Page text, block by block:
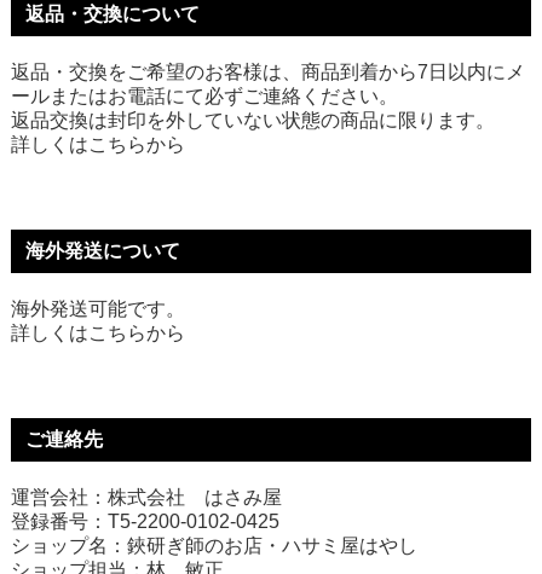
返品・交換について
返品・交換をご希望のお客様は、商品到着から7日以内にメ
ールまたはお電話にて必ずご連絡ください。
返品交換は封印を外していない状態の商品に限ります。
詳しくはこちらから
海外発送について
海外発送可能です。
詳しくはこちらから
ご連絡先
運営会社：株式会社 はさみ屋
登録番号：T5-2200-0102-0425
ショップ名：鋏研ぎ師のお店・ハサミ屋はやし
ショップ担当：林 敏正